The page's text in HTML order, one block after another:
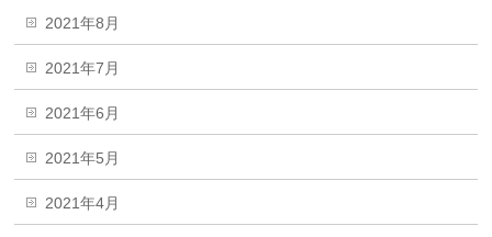
2021年8月
2021年7月
2021年6月
2021年5月
2021年4月